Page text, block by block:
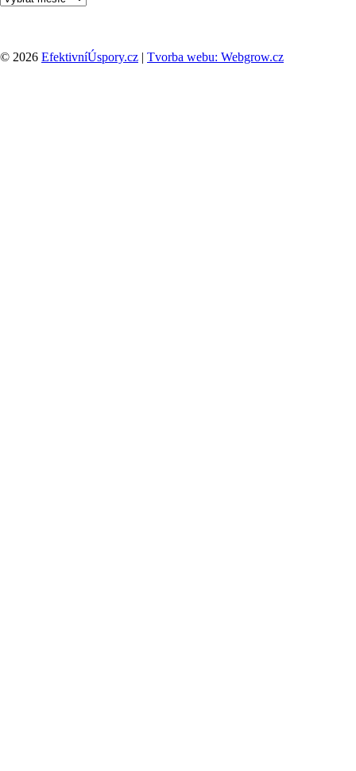
© 2026 EfektivníÚspory.cz | Tvorba webu: Webgrow.cz